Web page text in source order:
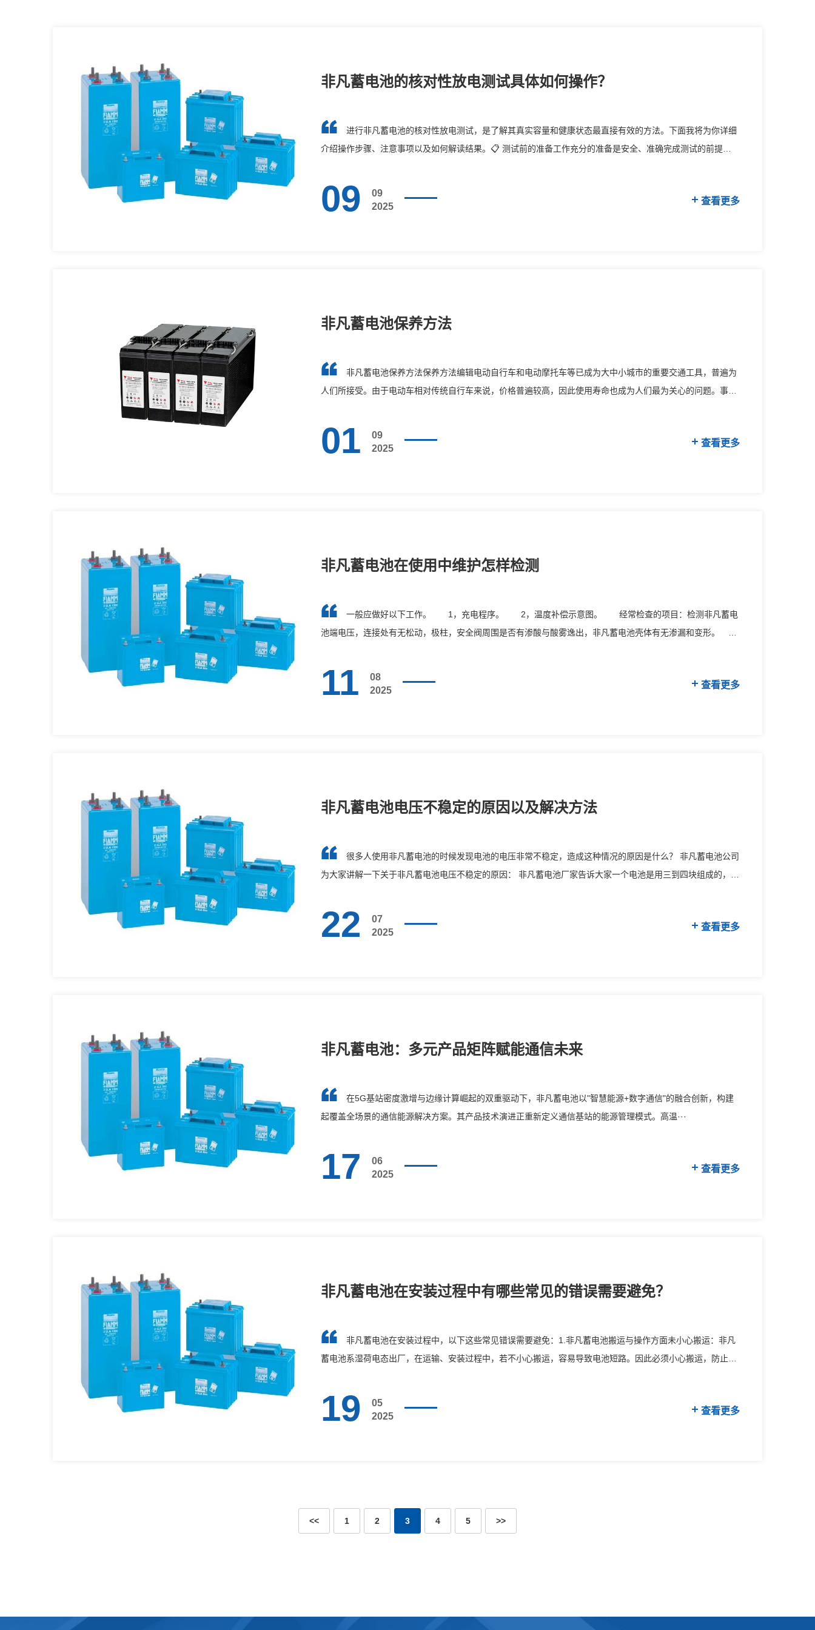
非凡蓄电池的核对性放电测试具体如何操作？
进行非凡蓄电池的核对性放电测试，是了解其真实容量和健康状态最直接有效的方法。下面我将为你详细
介绍操作步骤、注意事项以及如何解读结果。📋 测试前的准备工作充分的准备是安全、准确完成测试的前提。1.
09
09
2025
查看更多
非凡蓄电池保养方法
非凡蓄电池保养方法保养方法编辑电动自行车和电动摩托车等已成为大中小城市的重要交通工具，普遍为
人们所接受。由于电动车相对传统自行车来说，价格普遍较高，因此使用寿命也成为人们最为关心的问题。事实
01
09
2025
查看更多
非凡蓄电池在使用中维护怎样检测
一般应做好以下工作。 1，充电程序。 2，温度补偿示意图。 经常检查的项目：检测非凡蓄电
池端电压，连接处有无松动，极柱，安全阀周围是否有渗酸与酸雾逸出，非凡蓄电池壳体有无渗漏和变形。
11
08
2025
查看更多
非凡蓄电池电压不稳定的原因以及解决方法
很多人使用非凡蓄电池的时候发现电池的电压非常不稳定，造成这种情况的原因是什么？ 非凡蓄电池公司
为大家讲解一下关于非凡蓄电池电压不稳定的原因： 非凡蓄电池厂家告诉大家一个电池是用三到四块组成的，因
22
07
2025
查看更多
非凡蓄电池：多元产品矩阵赋能通信未来
在5G基站密度激增与边缘计算崛起的双重驱动下，非凡蓄电池以"智慧能源+数字通信"的融合创新，构建
起覆盖全场景的通信能源解决方案。其产品技术演进正重新定义通信基站的能源管理模式。高温···
17
06
2025
查看更多
非凡蓄电池在安装过程中有哪些常见的错误需要避免？
非凡蓄电池在安装过程中，以下这些常见错误需要避免：1.非凡蓄电池搬运与操作方面未小心搬运：非凡
蓄电池系湿荷电态出厂，在运输、安装过程中，若不小心搬运，容易导致电池短路。因此必须小心搬运，防止短
19
05
2025
查看更多
<< 1 2 3 4 5 >>